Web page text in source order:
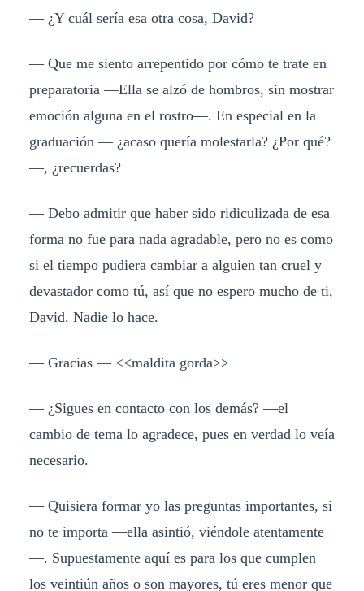
— ¿Y cuál sería esa otra cosa, David?
— Que me siento arrepentido por cómo te trate en
preparatoria —Ella se alzó de hombros, sin mostrar
emoción alguna en el rostro—. En especial en la
graduación — ¿acaso quería molestarla? ¿Por qué?
—, ¿recuerdas?
— Debo admitir que haber sido ridiculizada de esa
forma no fue para nada agradable, pero no es como
si el tiempo pudiera cambiar a alguien tan cruel y
devastador como tú, así que no espero mucho de ti,
David. Nadie lo hace.
— Gracias — <<maldita gorda>>
— ¿Sigues en contacto con los demás? —el
cambio de tema lo agradece, pues en verdad lo veía
necesario.
— Quisiera formar yo las preguntas importantes, si
no te importa —ella asintió, viéndole atentamente
—. Supuestamente aquí es para los que cumplen
los veintiún años o son mayores, tú eres menor que